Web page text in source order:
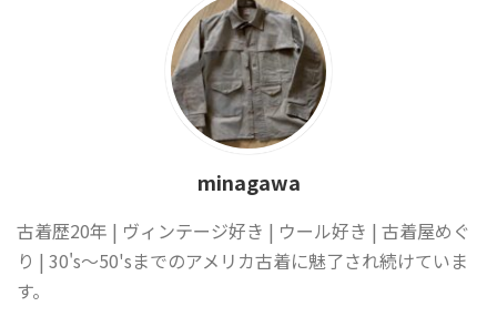
minagawa
古着歴20年 | ヴィンテージ好き | ウール好き | 古着屋めぐ
り | 30's〜50'sまでのアメリカ古着に魅了され続けていま
す。